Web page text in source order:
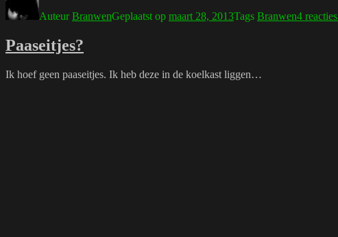
AuteurBranwenGeplaatst op maart 28, 2013Tags Branwen4 reacties
Paaseitjes?
Ik hoef geen paaseitjes. Ik heb deze in de koelkast liggen…